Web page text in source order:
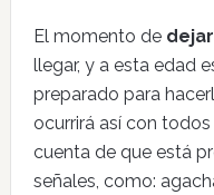
El momento de
llegar, y a esta edad
preparado para
ocurrirá así con
cuenta de que está
señales, como: